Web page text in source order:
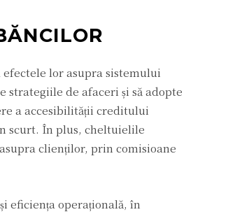
lor asupra sistemului
strategiile de afaceri și să adopte
a accesibilității creditului
scurt. În plus, cheltuielile
clienților, prin comisioane
eficiența operațională, în